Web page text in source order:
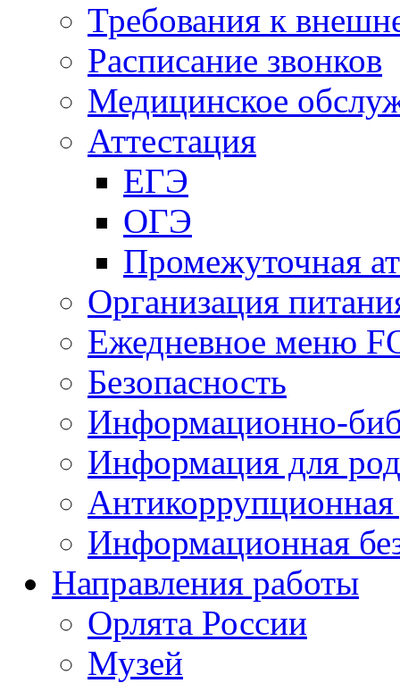
Требования к
Расписание звонков
Медицинское
Аттестация
ЕГЭ
ОГЭ
Промежуточная
Организация
Ежедневное меню
Безопасность
Информационно-
Информация для
Антикоррупционная
Информационная
Направления работы
Орлята России
Музей